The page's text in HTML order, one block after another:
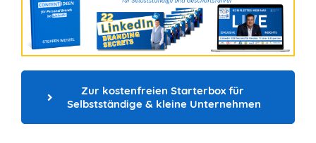
Zur kostenfreien Starterbox für
Selbstständige & kleine Unternehmen